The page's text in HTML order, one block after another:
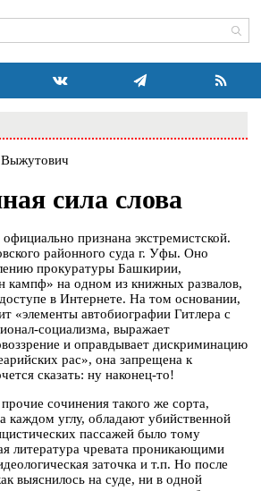
сила слова
признана экстремистской.
районного суда г. Уфы. Оно
прокуратуры Башкирии,
на одном из книжных развалов,
в Интернете. На том основании,
«элементы автобиографии Гитлера с
социализма, выражает
и оправдывает дискриминацию
рас», она запрещена к
сказать: ну наконец-то!
сочинения такого же сорта,
каждом углу, обладают убийственной
пассажей было тому
литература чревата проникающими
заточка и т.п. Но после
выяснилось на суде, ни в одной